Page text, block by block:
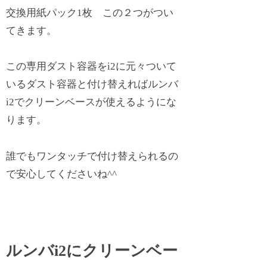
交換用紙パック1枚 この２つがつい
てきます。
この専用ダスト容器をi2に元々ついて
いるダスト容器と付け替えればルンバ
i2でクリーンベースが使えるようにな
ります。
誰でもワンタッチで付け替えられるの
で安心してくださいね^^
ルンバi2にクリーンベー